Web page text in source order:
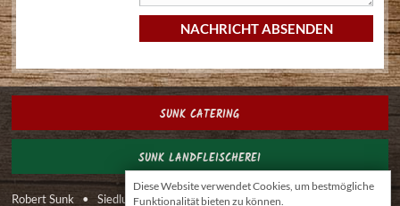
Diese Website verwendet Cookies, um bestmögliche
Funktionalität bieten zu können.
SUNK CATERING
SUNK LANDFLEISCHEREI
Robert Sunk • Siedlungsstraße 1, 2551 Enzesfeld • E-Mail: